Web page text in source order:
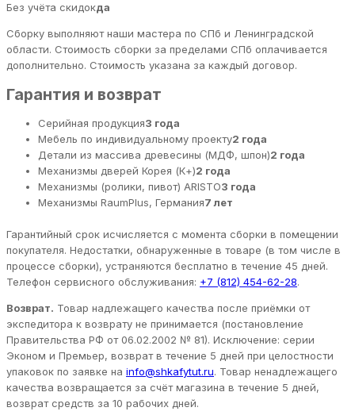
Без учёта скидокда
Сборку выполняют наши мастера по СПб и Ленинградской
области. Стоимость сборки за пределами СПб оплачивается
дополнительно. Стоимость указана за каждый договор.
Гарантия и возврат
Серийная продукция3 года
Мебель по индивидуальному проекту2 года
Детали из массива древесины (МДФ, шпон)2 года
Механизмы дверей Корея (К+)2 года
Механизмы (ролики, пивот) ARISTO3 года
Механизмы RaumPlus, Германия7 лет
Гарантийный срок исчисляется с момента сборки в помещении
покупателя. Недостатки, обнаруженные в товаре (в том числе в
процессе сборки), устраняются бесплатно в течение 45 дней.
Телефон сервисного обслуживания: +7 (812) 454-62-28.
Возврат. Товар надлежащего качества после приёмки от
экспедитора к возврату не принимается (постановление
Правительства РФ от 06.02.2002 № 81). Исключение: серии
Эконом и Премьер, возврат в течение 5 дней при целостности
упаковок по заявке на info@shkafytut.ru. Товар ненадлежащего
качества возвращается за счёт магазина в течение 5 дней,
возврат средств за 10 рабочих дней.